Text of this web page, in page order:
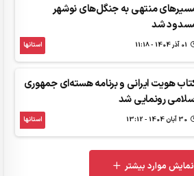
منتهی به جنگل‌های نوشهر
شد
استانها
هویت ایرانی و برنامه هسته‌ای جمهوری
رونمایی شد
استانها
UNREAD
نمایش موارد بیشتر